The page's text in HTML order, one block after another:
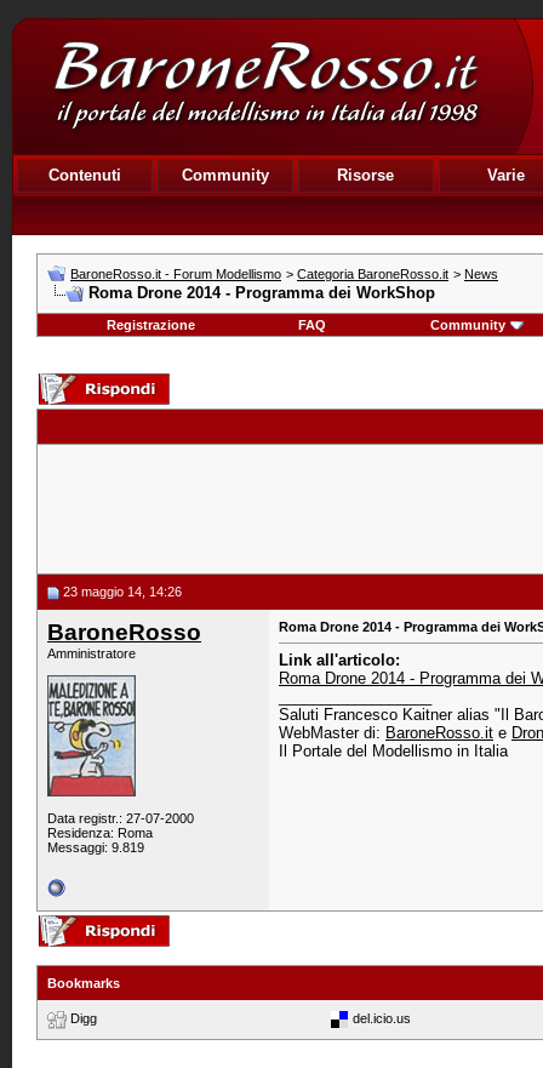
Contenuti Community Risorse Varie
BaroneRosso.it - Forum Modellismo > Categoria BaroneRosso.it > News
Roma Drone 2014 - Programma dei WorkShop
Registrazione FAQ Community
23 maggio 14, 14:26
BaroneRosso
Amministratore
Data registr.: 27-07-2000
Residenza: Roma
Messaggi: 9.819
Roma Drone 2014 - Programma dei
Link all'articolo:
Roma Drone 2014 - Programma dei
Saluti Francesco Kaitner alias "Il
WebMaster di: BaroneRosso.it e
Il Portale del Modellismo in Italia
Bookmarks
Digg del.icio.us